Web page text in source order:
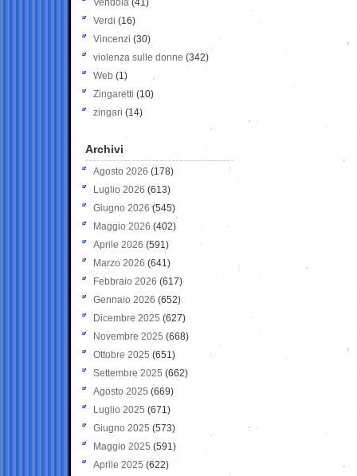
Vendola (41)
Verdi (16)
Vincenzi (30)
violenza sulle donne (342)
Web (1)
Zingaretti (10)
zingari (14)
Archivi
Agosto 2026 (178)
Luglio 2026 (613)
Giugno 2026 (545)
Maggio 2026 (402)
Aprile 2026 (591)
Marzo 2026 (641)
Febbraio 2026 (617)
Gennaio 2026 (652)
Dicembre 2025 (627)
Novembre 2025 (668)
Ottobre 2025 (651)
Settembre 2025 (662)
Agosto 2025 (669)
Luglio 2025 (671)
Giugno 2025 (573)
Maggio 2025 (591)
Aprile 2025 (622)